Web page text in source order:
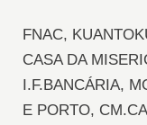
FNAC,
CASA DA
I.F.BANCÁRIA,
E PORTO,